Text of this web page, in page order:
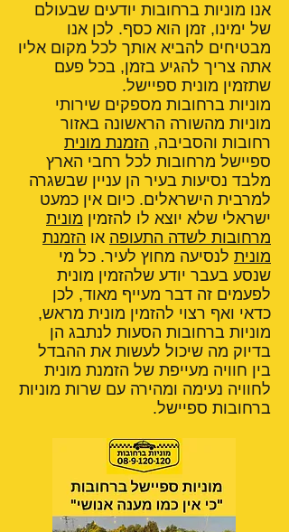
אנו מוניות ברחובות יודעים שבעולם
של ימינו, זמן הוא כסף. לכן אנו
מבטיחים להביא אותך לכל מקום אליו
אתה צריך להגיע בזמן, בכל פעם
שתזמין מונית ספיישל.
מוניות ברחובות מספקים שירותי
מוניות מהשורה הראשונה באזור
רחובות והסביבה, הזמנת מונית
ספיישל מרחובות לכל רחבי הארץ
מלבד נסיעות בעיר הן עניין שבשגרה
למרבית הישראלים. כיום אין כמעט
ישראלי שלא יוצא לו להזמין מונית
מרחובות לשדה התעופה או הזמנת
מונית לנסיעה מחוץ לעיר. כל מי
שנסע בעבר יודע שלהזמין מונית
לפעמים זה דבר מעייף מאוד, לכן
כדאי ואף רצוי להזמין מונית מראש,
מוניות ברחובות הסעות לנתבג הן
בדיוק מה שיכול לעשות את ההבדל
בין חוויה מעייפת של הזמנת מונית
לחוויה נעימה ומהירה עם שרות מוניות
ברחובות ספיישל.